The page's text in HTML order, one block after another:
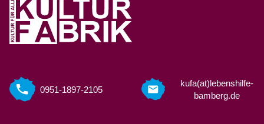
0951-1897-2105
kufa(at)lebenshilfe-
bamberg.de